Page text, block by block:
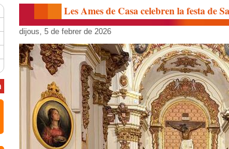
Les Ames de Casa celebren la festa de
dijous, 5 de febrer de 2026